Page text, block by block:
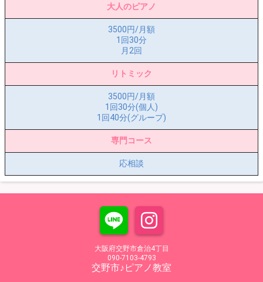
大人のピアノ
3500円/月額
1回30分
月2回
リトミック
3500円/月額
1回30分(個人)
1回40分(グループ)
専門コース
応相談
大阪府交野市倉治4丁目
090-7103-4793
交野市♪ピアノ教室